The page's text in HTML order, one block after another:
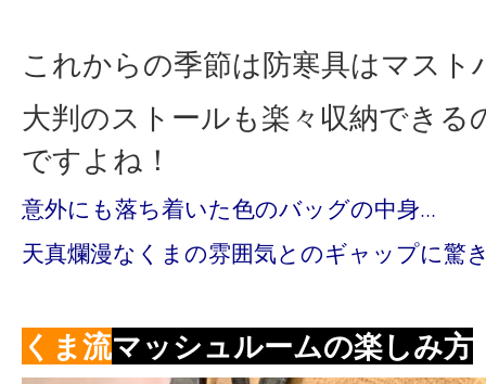
これからの季節は防寒具はマスト
大判のストールも楽々収納できる
ですよね！
意外にも落ち着いた色のバッグの中身…
天真爛漫なくまの雰囲気とのギャップに
くま流マッシュルームの楽しみ方